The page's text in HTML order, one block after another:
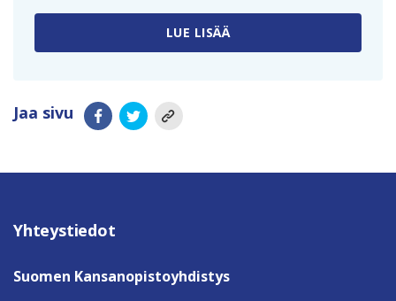
LUE LISÄÄ
Jaa sivu
Yhteystiedot
Suomen Kansanopistoyhdistys